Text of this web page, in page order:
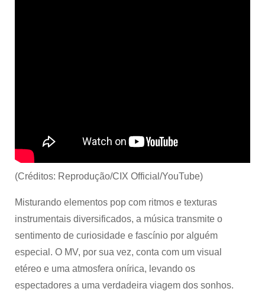
(Créditos: Reprodução/CIX Official/YouTube)
Misturando elementos pop com ritmos e texturas
instrumentais diversificados, a música transmite o
sentimento de curiosidade e fascínio por alguém
especial. O MV, por sua vez, conta com um visual
etéreo e uma atmosfera onírica, levando os
espectadores a uma verdadeira viagem dos sonhos.